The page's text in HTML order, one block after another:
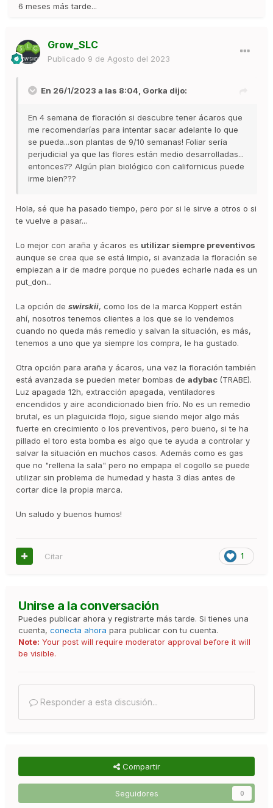
de la familia de los fitoseidos: Typhlodromus pyri,
Typhlodromus phialatus o Kampinodromus aberrans
importante no elegir fitosanitarios perjudiciales para
estos depredadores si se combina con algún tipo de
tratamiento.
Acrinatrin
Azadiractina
Azufre
Azocicloestan
Hexitiazox (tiazolidina)
Fenpiroximato(fenoxipiridazol)
Flufenoxuron(urea)
Piridaben
Propargita
Spirodiclofen
(Polyphagotarsonemus latus) se pueden tratar
swirskii y Amblyseius californicus muy efectivos en el
control de esta plaga y la de otros ácaros, sobre todo,
en condiciones de temperaturas altas y humedad baja.
Control químico:
Azufre
Hexitiazox
6 meses más tarde...
Grow_SLC
Publicado 9 de Agosto del 2023
En 26/1/2023 a las 8:04, Gorka dijo:
En 4 semana de floración si descubre tener ácaros que
me recomendarías para intentar sacar adelante lo que
se pueda...son plantas de 9/10 semanas! Foliar sería
perjudicial ya que las flores están medio desarrolladas...
entonces?? Algún plan biológico con californicus puede
irme bien???
Hola, sé que ha pasado tiempo, pero por si le sirve a otros o si
te vuelve a pasar...
Lo mejor con araña y ácaros es utilizar siempre preventivos
aunque se crea que se está limpio, si avanzada la floración se
empiezan a ir de madre porque no puedes echarle nada es un
put_don...
La opción de swirskii, como los de la marca Koppert están
ahí, nosotros tenemos clientes a los que se lo vendemos
cuando no queda más remedio y salvan la situación, es más,
tenemos a uno que ya siempre los compra, le ha gustado.
Otra opción para araña y ácaros, una vez la floración también
está avanzada se pueden meter bombas de adybac (TRABE).
Luz apagada 12h, extracción apagada, ventiladores
encendidos y aire acondicionado bien frío. No es un remedio
brutal, es un plaguicida flojo, sigue siendo mejor algo más
fuerte en crecimiento o los preventivos, pero bueno, si te ha
pillado el toro esta bomba es algo que te ayuda a controlar y
salvar la situación en muchos casos. Además como es gas
que no "rellena la sala" pero no empapa el cogollo se puede
utilizar sin problema de humedad y hasta 3 días antes de
cortar dice la propia marca.
Un saludo y buenos humos!
1
Citar
Unirse a la conversación
Puedes publicar ahora y registrarte más tarde. Si tienes una
cuenta, conecta ahora para publicar con tu cuenta.
Note: Your post will require moderator approval before it will
be visible.
Responder a esta discusión...
Compartir
Seguidores 0